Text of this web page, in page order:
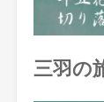
三羽の